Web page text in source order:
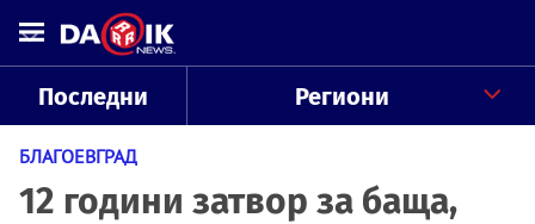
Последни Региони
БЛАГОЕВГРАД
12 години затвор за баща,